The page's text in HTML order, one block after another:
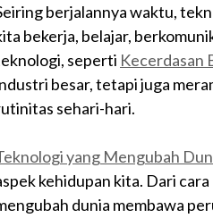
berjalannya waktu,
bekerja, belajar,
seperti Kecerdasan
besar, tetapi juga
sehari-hari.
yang Mengubah
kehidupan kita. Dari
dunia membawa